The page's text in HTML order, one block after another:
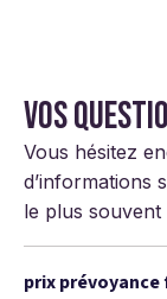
Vos
Vous hésitez
d’informations
le plus souvent
prix